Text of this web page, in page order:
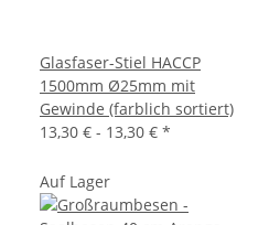
Glasfaser-Stiel HACCP
1500mm Ø25mm mit
Gewinde (farblich sortiert)
13,30 € - 13,30 € *
Auf Lager